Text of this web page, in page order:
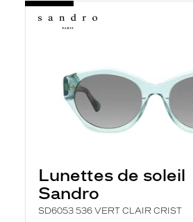
Lunettes de soleil
Sandro
SD6053 536 VERT CLAIR CRIST